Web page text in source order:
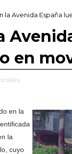
la Avenida España
en
en la
la
cuyo